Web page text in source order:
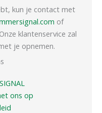
kun je contact met
of
klantenservice zal
je opnemen.
ons op